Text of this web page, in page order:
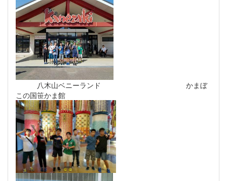
八木山ベニーランド かまぼ
この国笹かま館